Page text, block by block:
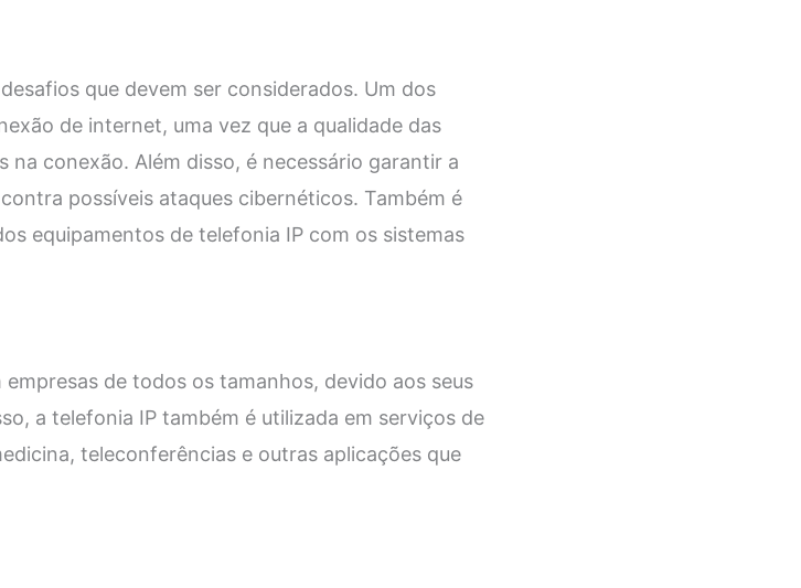
que devem ser considerados. Um dos
de internet, uma vez que a qualidade das
conexão. Além disso, é necessário garantir a
possíveis ataques cibernéticos. Também é
equipamentos de telefonia IP com os sistemas
de todos os tamanhos, devido aos seus
a telefonia IP também é utilizada em serviços de
teleconferências e outras aplicações que